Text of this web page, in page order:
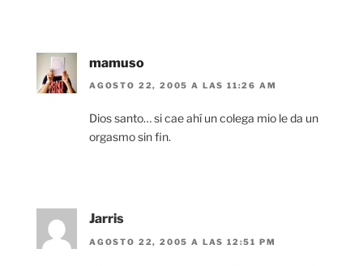
mamuso
AGOSTO 22, 2005 A LAS 11:26 AM
Dios santo… si cae ahí un colega mio le da un
orgasmo sin fin.
Jarris
AGOSTO 22, 2005 A LAS 12:51 PM